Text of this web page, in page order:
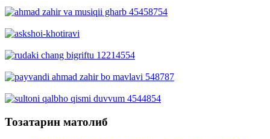
Тозатарин матолиб